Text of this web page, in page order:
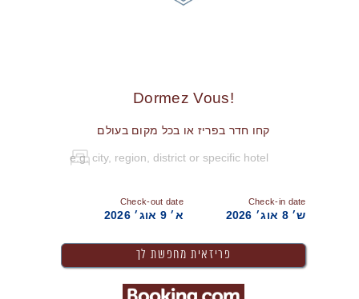
!Dormez Vous
קחו חדר בפריז או בכל מקום בעולם
Check-in date
ש׳ 8 אוג׳ 2026
Check-out date
א׳ 9 אוג׳ 2026